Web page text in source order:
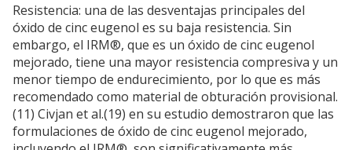
Resistencia: una de las desventajas principales del
óxido de cinc eugenol es su baja resistencia. Sin
embargo, el IRM®, que es un óxido de cinc eugenol
mejorado, tiene una mayor resistencia compresiva y un
menor tiempo de endurecimiento, por lo que es más
recomendado como material de obturación provisional.
(11) Civjan et al.(19) en su estudio demostraron que las
formulaciones de óxido de cinc eugenol mejorado,